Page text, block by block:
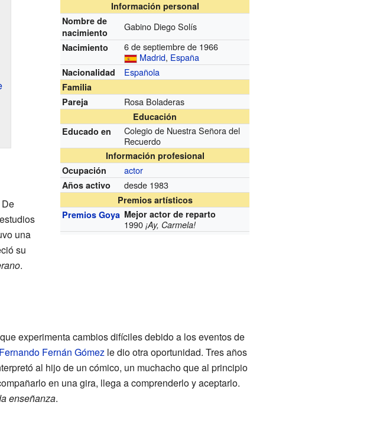
Información personal
Nombre de
nacimiento
Gabino Diego Solís
Nacimiento
6 de septiembre de 1966
Madrid, España
Nacionalidad Española
Familia
Pareja
Rosa Boladeras
Educación
Educado en
Colegio de Nuestra Señora del
Recuerdo
Información profesional
Ocupación
actor
Años activo desde 1983
Premios artísticos
Premios Goya Mejor actor de reparto
1990¡Ay, Carmela!
una
su
.
experimenta cambios difíciles debido a los eventos de
Fernando Fernán Gómezle dio otra oportunidad. Tres años
al hijo de un cómico, un muchacho que al principio
en una gira, llega a comprenderlo y aceptarlo.
enseñanza.